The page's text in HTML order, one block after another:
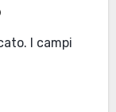
I campi